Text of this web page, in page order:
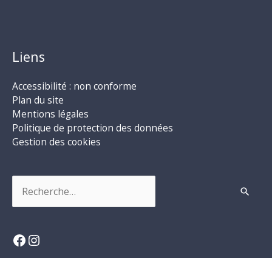
Liens
Accessibilité : non conforme
Plan du site
Mentions légales
Politique de protection des données
Gestion des cookies
Facebook
Instagram